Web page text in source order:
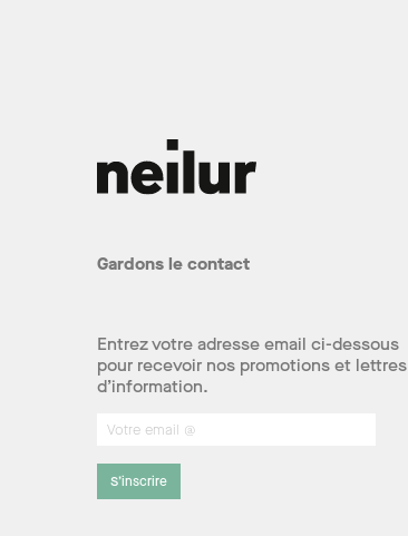
Gardons le contact
Entrez votre adresse email ci-dessous
pour recevoir nos promotions et lettres
d’information.
S’inscrire